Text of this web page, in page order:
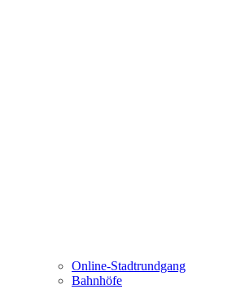
Online-Stadtrundgang
Bahnhöfe